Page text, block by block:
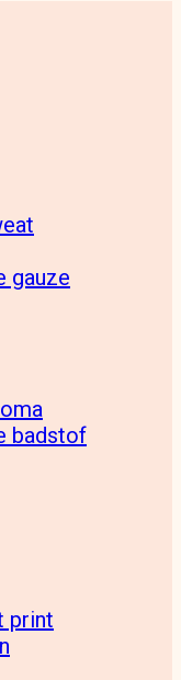
gauze
badstof
print